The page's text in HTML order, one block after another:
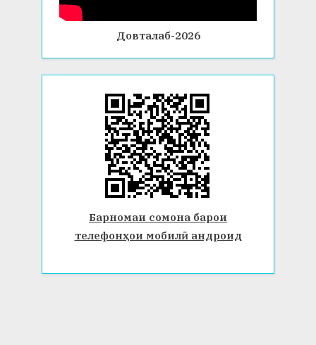
Довталаб-2026
Барномаи сомона барои
телефонҳои мобилӣ андроид